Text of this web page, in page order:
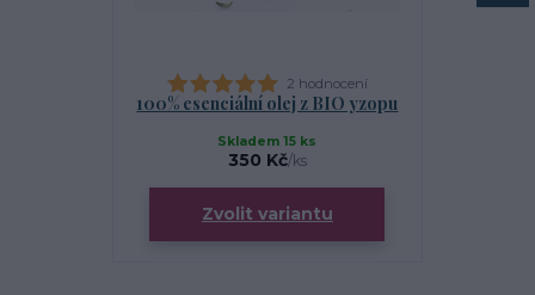
2 hodnocení
100% esenciální olej z BIO yzopu
350 Kč/ks
Skladem 15 ks
Zvolit variantu